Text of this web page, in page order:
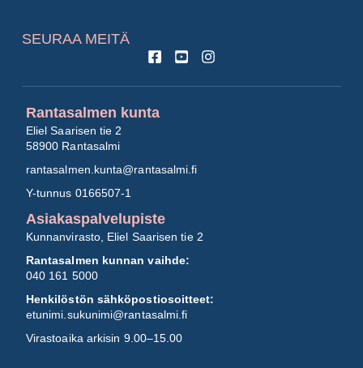
Rantasalmen kunta
Eliel Saarisen tie 2
58900 Rantasalmi
rantasalmen.kunta@rantasalmi.fi
Y-tunnus 0166507-1
Asiakaspalvelupiste
Kunnanvirasto, Eliel Saarisen tie 2
Rantasalmen kunnan vaihde:
040 161 5000
Henkilöstön sähköpostiosoitteet:
etunimi.sukunimi@rantasalmi.fi
Virastoaika arkisin 9.00–15.00
SEURAA MEITÄ